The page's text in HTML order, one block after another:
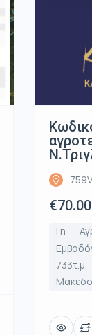
Γη
733τ.μ.